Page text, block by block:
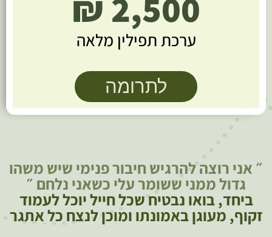
ערכת תפילין מלאה
לתרומה
״ אני רוצה להרגיש חיבור פנימי שיש משהו
גדול ממני ששומר עלי כשאני נלחם ״
ביחד, בואו נבטיח שכל חייל יוכל לעמוד
זקוף, מעוגן באמונתו ומוכן לנצח כל אתגר